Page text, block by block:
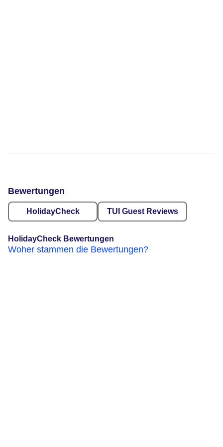
Bewertungen
HolidayCheck TUI Guest Reviews
HolidayCheck Bewertungen
Woher stammen die Bewertungen?